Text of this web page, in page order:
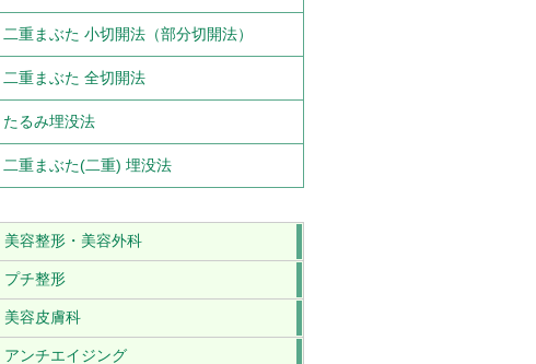
二重まぶた 小切開法（部分切開法）
二重まぶた 全切開法
たるみ埋没法
二重まぶた(二重) 埋没法
美容整形・美容外科
プチ整形
美容皮膚科
アンチエイジング